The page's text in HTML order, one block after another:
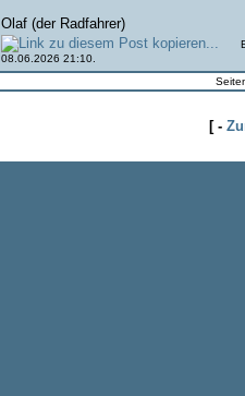
Olaf (der Radfahrer)
08.06.2026 21:10.
[ -